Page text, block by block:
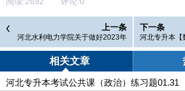
上一条
河北水利电力学院关于做好2023年
下一条
河北专升本【
相关文章
河北专升本考试公共课（政治）练习题01.31